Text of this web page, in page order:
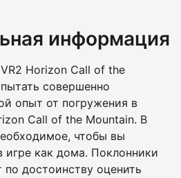
информация
Horizon Call of the
совершенно
опыт от погружения в
Call of the Mountain. В
чтобы вы
игре как дома. Поклонники
достоинству оценить